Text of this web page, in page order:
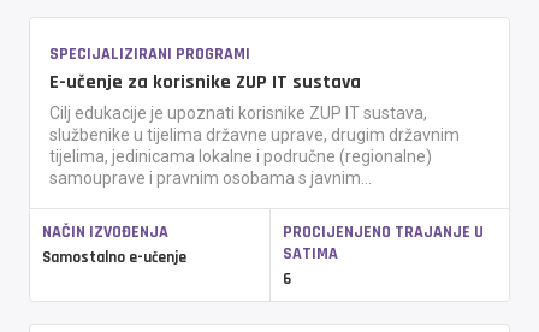
SPECIJALIZIRANI PROGRAMI
E-učenje za korisnike ZUP IT sustava
Cilj edukacije je upoznati korisnike ZUP IT sustava,
službenike u tijelima državne uprave, drugim državnim
tijelima, jedinicama lokalne i područne (regionalne)
samouprave i pravnim osobama s javnim...
NAČIN IZVOĐENJA
Samostalno e-učenje
PROCIJENJENO TRAJANJE U
SATIMA
6